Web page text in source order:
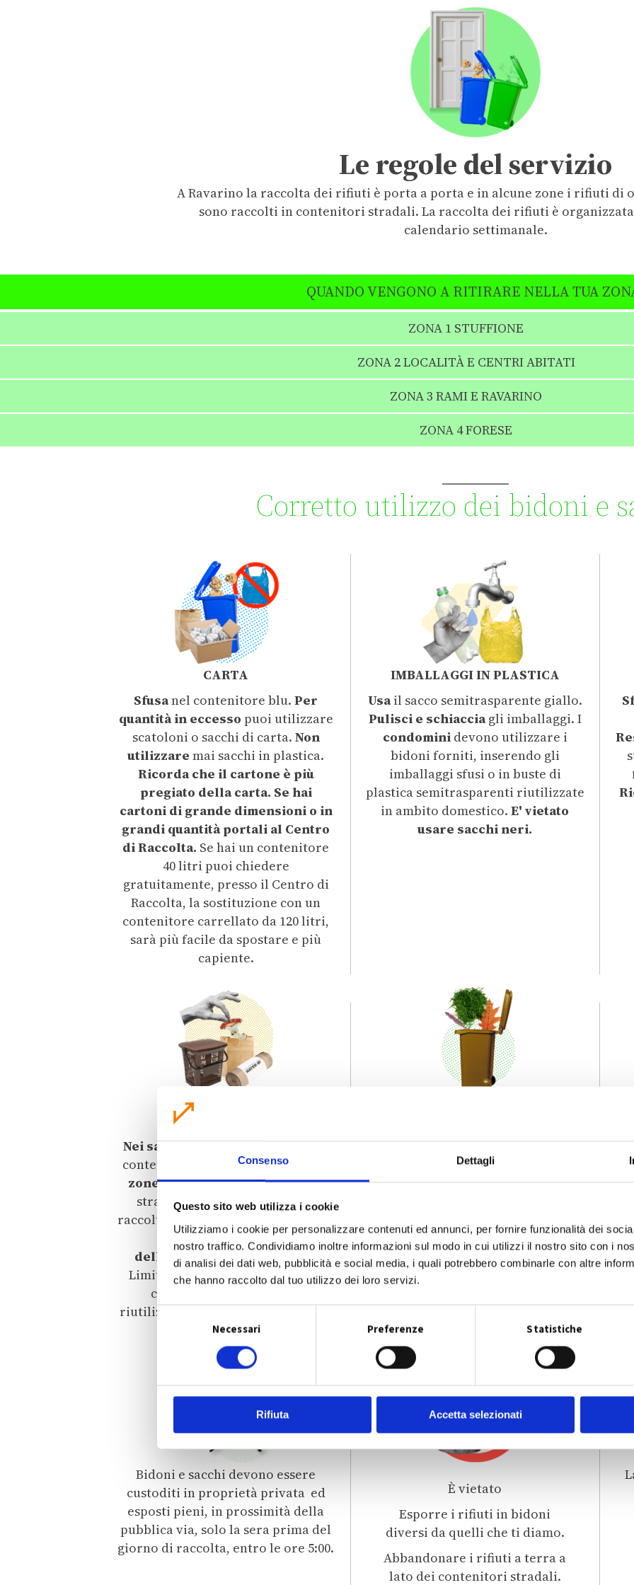
Consenso Dettagli
Questo sito web utilizza i cookie
Utilizziamo i cookie per personalizzare contenuti ed annunci, per fornire funzionalità dei
nostro traffico. Condividiamo inoltre informazioni sul modo in cui utilizzi il nostro sito con i
di analisi dei dati web, pubblicità e social media, i quali potrebbero combinarle con altre
che hanno raccolto dal tuo utilizzo dei loro servizi.
S
e
e
l
c
o
n
Necessari Preferenze Statistiche
Rifiuta Accetta selezionati
Le regole del servizio
A Ravarino la raccolta dei rifiuti è porta a porta e in alcune zone i rifiuti di
sono raccolti in contenitori stradali. La raccolta dei rifiuti è organizzata
calendario settimanale.
QUANDO VENGONO A RITIRARE NELLA TUA
ZONA 1 STUFFIONE
ZONA 2 LOCALITÀ E CENTRI ABITATI
ZONA 3 RAMI E RAVARINO
ZONA 4 FORESE
Corretto utilizzo dei bidoni e
CARTA
Sfusanel contenitore blu.Per
quantità in eccesso puoi utilizzare
scatoloni o sacchi di carta. Non
utilizzare mai sacchi in plastica.
Ricorda che il cartone è più
pregiato della carta. Se hai
cartoni di grande dimensioni o in
grandi quantità portali al Centro
di Raccolta. Se hai un contenitore
40 litri puoi chiedere
gratuitamente, presso il Centro di
Raccolta, la sostituzione con un
contenitore carrellato da 120 litri,
sarà più facile da spostare e più
capiente.
IMBALLAGGI IN PLASTICA
Usail sacco semitrasparente giallo.
Pulisci e schiacciagli imballaggi. I
condominidevono utilizzare i
bidoni forniti, inserendo gli
imballaggi sfusi o in buste di
plastica semitrasparenti riutilizzate
in ambito domestico.E' vietato
usare sacchi neri.
ORGANICO
(scarti alimentari)
Nei sacchi mater-bio di carta nei
contenitori marroni.Residenti in
zone 2, 3 e 4 forese: contenitori
stradali.Residenti in zona 1:
raccolta porta a porta.
borse della spesa o
dell'ortofrutta compostabili.
Limita l'uso dei piatti e bicchieri
compostabili e usa quelli
riutilizzabili, ne gioverà l'ambiente
e il portafoglio.
Sfuso nel bidone fornito.
Esponi il bidone solo quando è
Per maggiori informazioni sul
servizioclicca qui.
Bidoni e sacchi devono essere
custoditi in proprietà privata ed
esposti pieni, in prossimità della
pubblica via, solo la sera prima del
giorno di raccolta, entro le ore 5:00.
È vietato
Esporre i rifiuti in bidoni
diversi da quelli che ti diamo.
Abbandonare i rifiuti a terra a
lato dei contenitori stradali.